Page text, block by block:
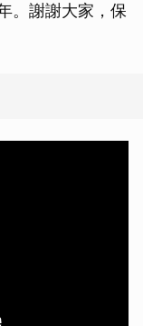
。謝謝大家，保